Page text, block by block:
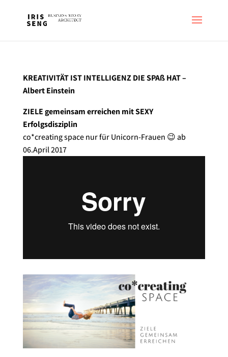
KREATIVITÄT IST INTELLIGENZ DIE SPAß HAT –
Albert Einstein
ZIELE gemeinsam erreichen mit SEXY
Erfolgsdisziplin
co*creating space nur für Unicorn-Frauen 😉 ab
06.April 2017